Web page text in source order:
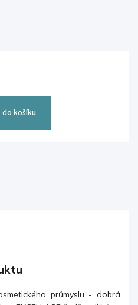
košíku
průmyslu - dobrá